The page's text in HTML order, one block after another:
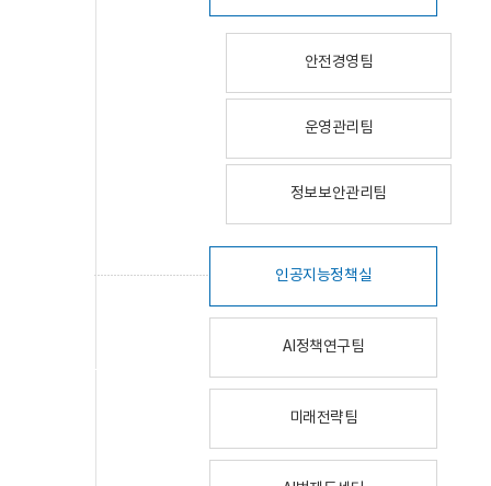
안전경영팀
운영관리팀
정보보안관리팀
인공지능정책실
AI정책연구팀
미래전략팀